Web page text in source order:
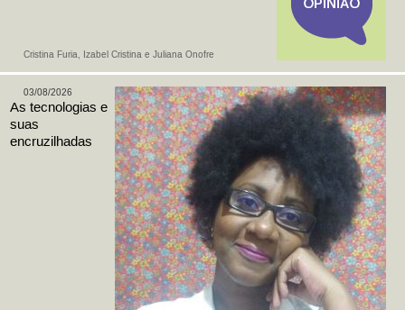
Cristina Furia, Izabel Cristina e Juliana Onofre
03/08/2026
As tecnologias e
suas
encruzilhadas